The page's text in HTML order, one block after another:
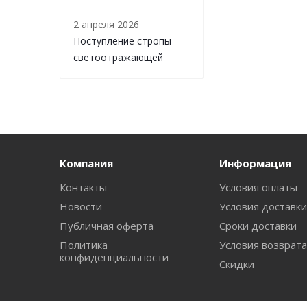
2 апреля 2026
Поступление стропы
светоотражающей
Компания
Контакты
Новости
Публичная оферта
Политика
конфиденциальности
Информация
Условия оплаты
Условия доставки
Сроки доставки
Условия возврата
Скидки